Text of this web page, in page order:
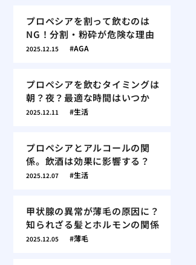
プロペシアを割って飲むのは
NG！分割・粉砕が危険な理由
2025.12.15 AGA
プロペシアを飲むタイミングは
朝？夜？最適な時間はいつか
2025.12.11 生活
プロペシアとアルコールの関
係。飲酒は効果に影響する？
2025.12.07 生活
甲状腺の異常が薄毛の原因に？
知られざる髪とホルモンの関係
2025.12.05 薄毛